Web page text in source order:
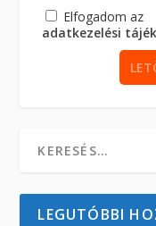
Elfogadom az
adatkezelési
LEGUTÓBBI